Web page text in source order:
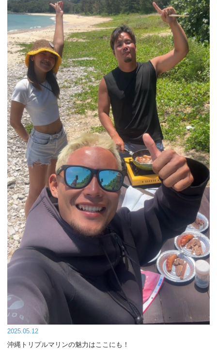
2025.05.12
沖縄トリプルマリンの魅力はここにも！